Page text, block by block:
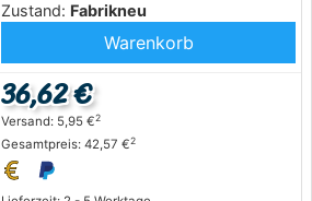
Zustand: Fabrikneu
Warenkorb
36,62 €
Versand: 5,95 €2
Gesamtpreis: 42,57 €2